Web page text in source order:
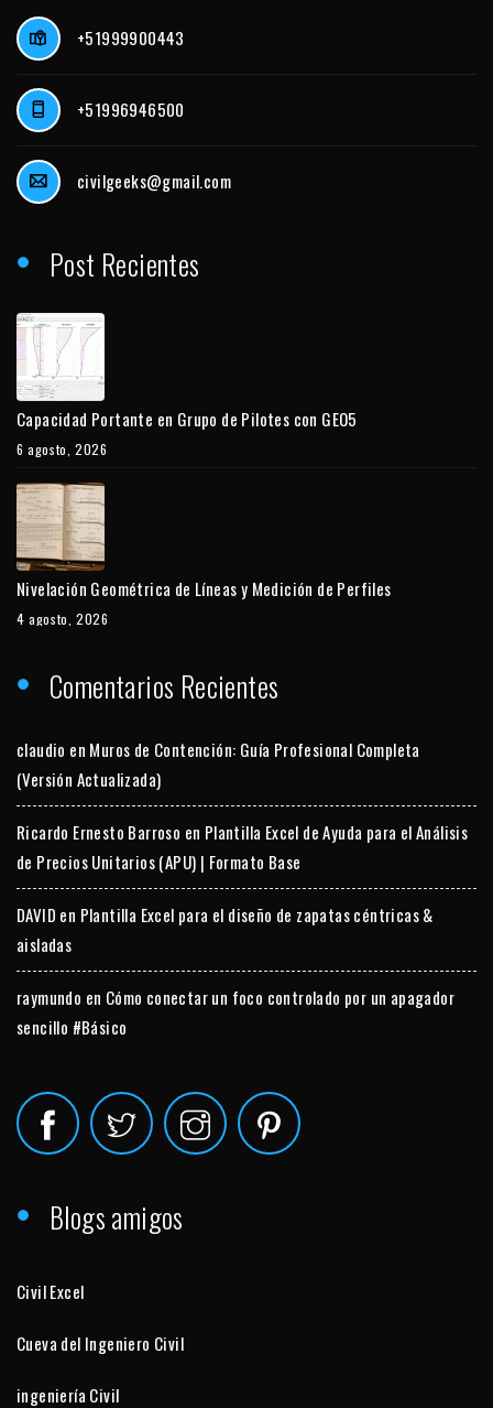
+51999900443
+51996946500
civilgeeks@gmail.com
Post Recientes
Capacidad Portante en Grupo de Pilotes con GEO5
6 agosto, 2026
Nivelación Geométrica de Líneas y Medición de Perfiles
4 agosto, 2026
Comentarios Recientes
claudio en Muros de Contención: Guía Profesional Completa
(Versión Actualizada)
Ricardo Ernesto Barroso en Plantilla Excel de Ayuda para el Análisis
de Precios Unitarios (APU) | Formato Base
DAVID en Plantilla Excel para el diseño de zapatas céntricas &
aisladas
raymundo en Cómo conectar un foco controlado por un apagador
sencillo #Básico
Blogs amigos
Civil Excel
Cueva del Ingeniero Civil
ingeniería Civil